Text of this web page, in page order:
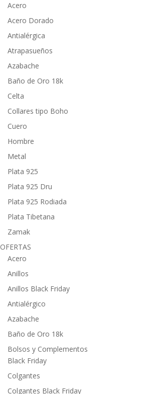
Acero
Acero Dorado
Antialérgica
Atrapasueños
Azabache
Baño de Oro 18k
Celta
Collares tipo Boho
Cuero
Hombre
Metal
Plata 925
Plata 925 Dru
Plata 925 Rodiada
Plata Tibetana
Zamak
OFERTAS
Acero
Anillos
Anillos Black Friday
Antialérgico
Azabache
Baño de Oro 18k
Bolsos y Complementos
Black Friday
Colgantes
Colgantes Black Friday